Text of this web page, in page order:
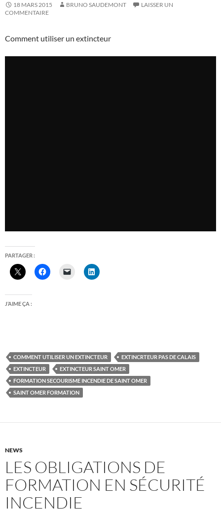
18 MARS 2015 BRUNO SAUDEMONT
LAISSER UN
COMMENTAIRE
Comment utiliser un extincteur
PARTAGER :
J’AIME ÇA :
COMMENT UTILISER UN EXTINCTEUR
EXTINCRTEUR PAS DE CALAIS
EXTINCTEUR
EXTINCTEUR SAINT OMER
FORMATION SECOURISME INCENDIE DE SAINT OMER
SAINT OMER FORMATION
NEWS
LES OBLIGATIONS DE
FORMATION EN SÉCURITÉ
INCENDIE